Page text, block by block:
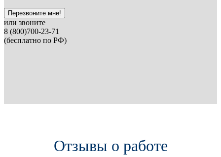
Перезвоните мне!
или звоните
8 (800)700-23-71
(бесплатно по РФ)
Отзывы о работе